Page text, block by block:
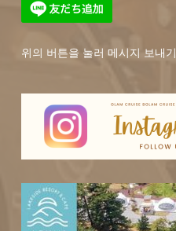
위의 버튼을 눌러 메시지 보내기